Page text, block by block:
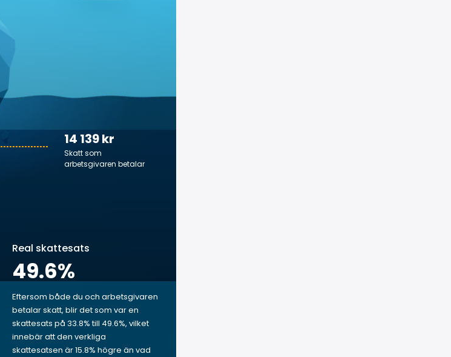
14 139 kr
Skatt som
arbetsgivaren betalar
Real skattesats
49.6%
Eftersom både du och arbetsgivaren
betalar skatt, blir det som var en
skattesats på 33.8% till 49.6%, vilket
innebär att den verkliga
skattesatsen är 15.8% högre än vad